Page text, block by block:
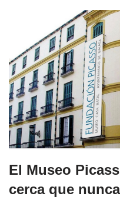
El Museo
cerca que nunca